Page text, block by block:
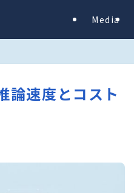
Media
速度とコスト